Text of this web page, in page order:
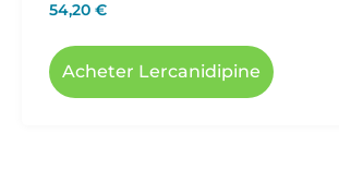
54,20 €
Acheter Lercanidipine